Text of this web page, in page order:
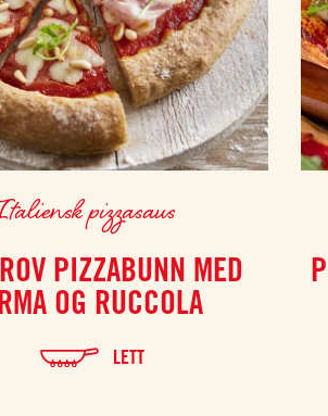
pizzasaus
PIZZABUNN MED
OG RUCCOLA
LETT